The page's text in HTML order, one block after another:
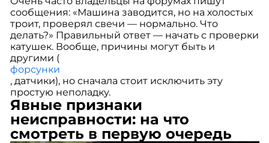
сообщения: «Машина заводится, но на холостых
троит, проверял свечи — нормально. Что
делать?» Правильный ответ — начать с проверки
катушек. Вообще, причины могут быть и
другими (
форсунки
, датчики), но сначала стоит исключить эту
простую неполадку.
Явные признаки
неисправности: на что
смотреть в первую очередь